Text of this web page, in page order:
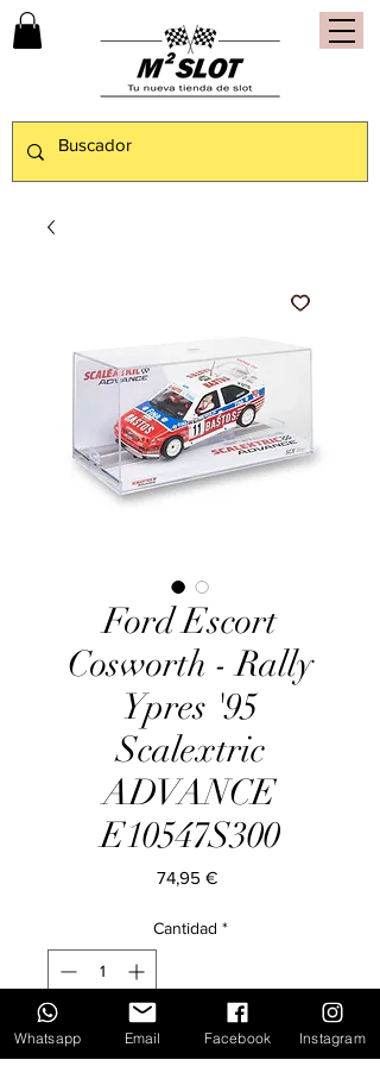
Ford Escort
Cosworth - Rally
Ypres '95
Scalextric
ADVANCE
E10547S300
74,95 €Precio
Cantidad *
Agregar al carrito
Whatsapp Email Facebook Instagram